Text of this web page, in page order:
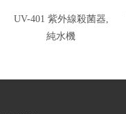
UV-401 紫外線殺菌器,
純水機